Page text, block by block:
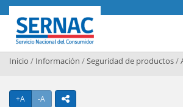
Contenido principal
SERNAC
Inicio / Información /Seguridad de productos/
+A Agrandar texto
-A Achicar textoicono compartir